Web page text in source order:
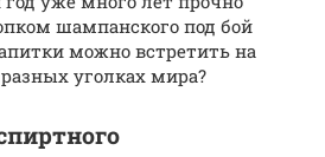
шампанского под бой
можно встретить на
уголках мира?